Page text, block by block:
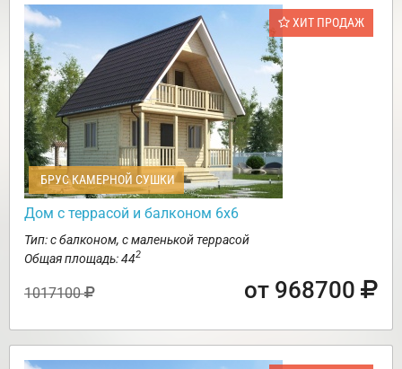
ХИТ ПРОДАЖ
БРУС КАМЕРНОЙ СУШКИ
Дом с террасой и балконом 6х6
Тип: с балконом, с маленькой террасой
Общая площадь: 442
1017100 от 968700